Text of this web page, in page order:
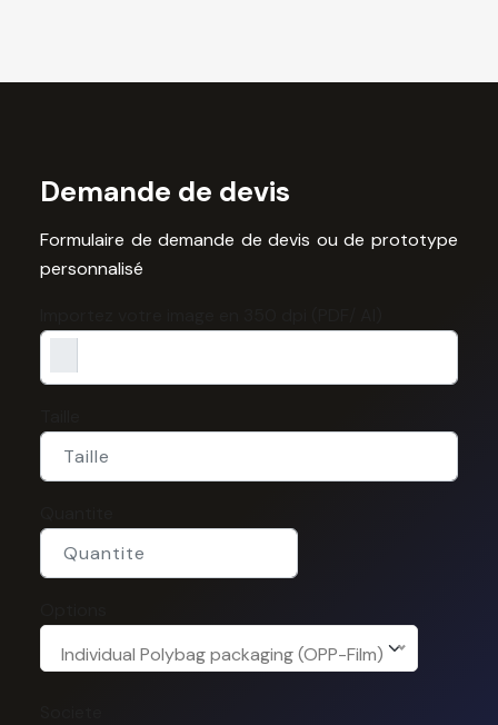
Demande de devis
Formulaire de demande de devis ou de prototype
personnalisé
Individual Polybag packaging (OPP-Film)